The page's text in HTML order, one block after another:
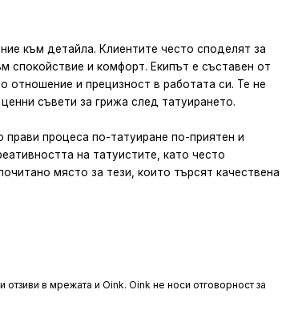
към детайла. Клиентите често споделят за
спокойствие и комфорт. Екипът е съставен от
отношение и прецизност в работата си. Те не
съвети за грижа след татуирането.
процеса по-татуиране по-приятен и
на татуистите, като често
място за тези, които търсят качествена
в мрежата и Oink. Oink не носи отговорност за